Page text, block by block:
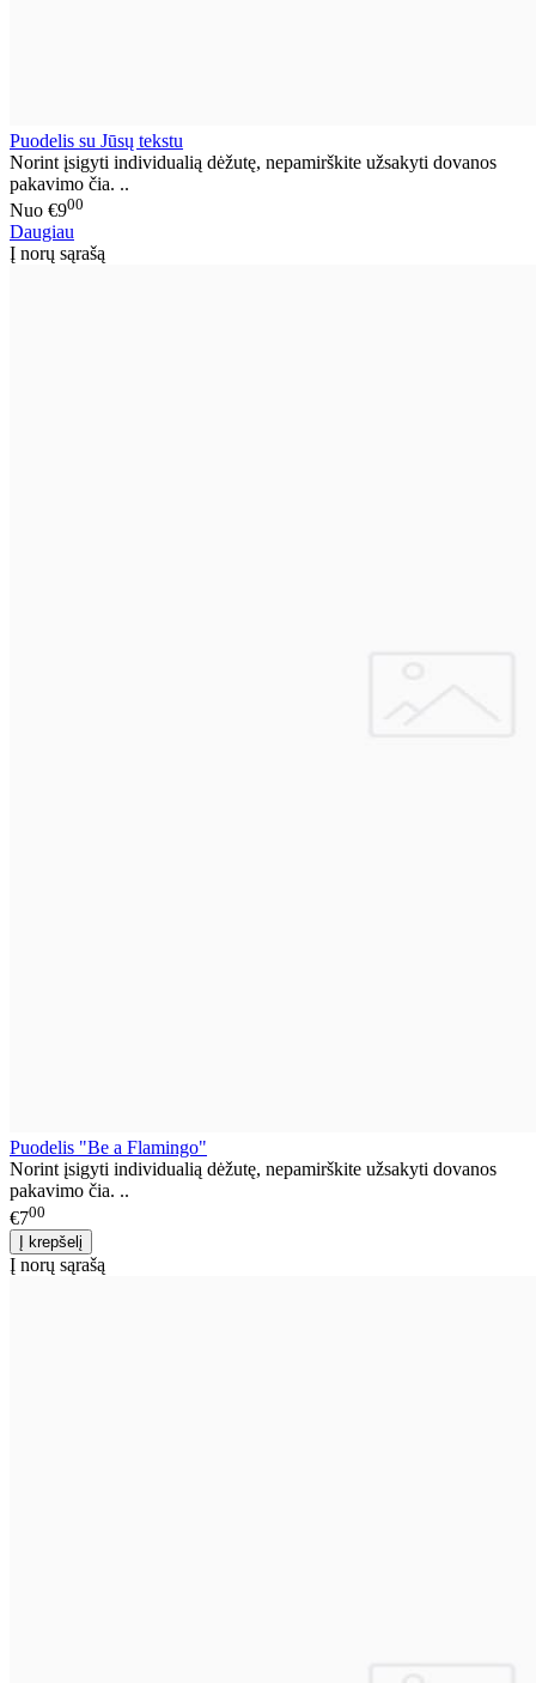
Puodelis su Jūsų tekstu
Norint įsigyti individualią dėžutę, nepamirškite užsakyti dovanos
pakavimo čia. ..
Nuo €900
Daugiau
Į norų sąrašą
Puodelis "Be a Flamingo"
Norint įsigyti individualią dėžutę, nepamirškite užsakyti dovanos
pakavimo čia. ..
€700
Į norų sąrašą